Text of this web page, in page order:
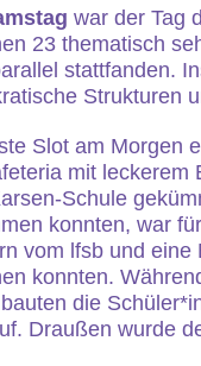
war der Tag
23 thematisch
stattfanden.
Strukturen
Slot am Morgen
mit leckerem
Schule
konnten, war
vom lfsb und
konnten.
bauten die
Draußen wurde